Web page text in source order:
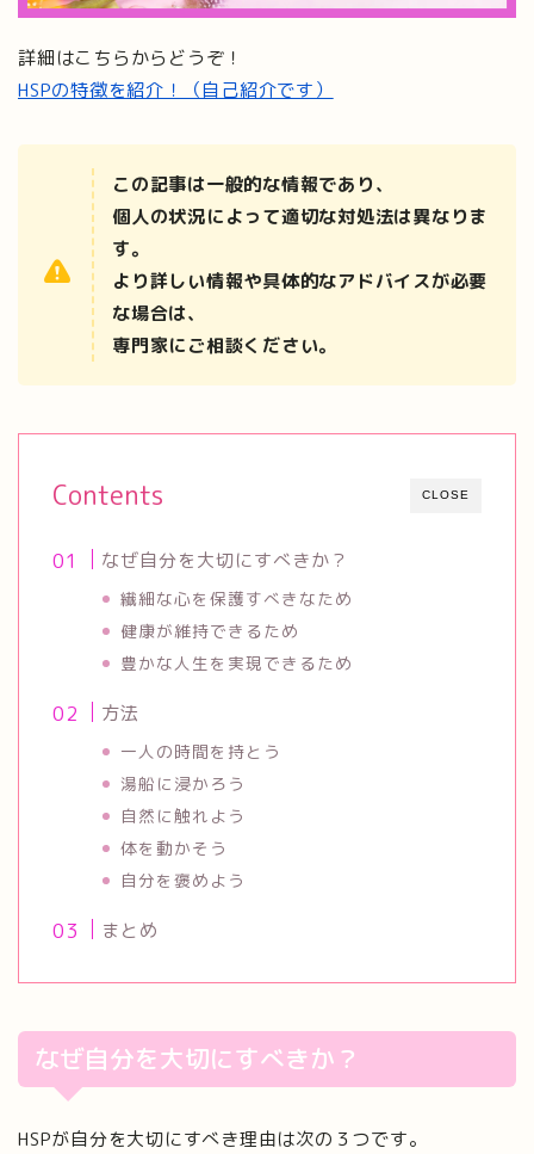
詳細はこちらからどうぞ！
HSPの特徴を紹介！（自己紹介です）
この記事は一般的な情報であり、
個人の状況によって適切な対処法は異なりま
す。
より詳しい情報や具体的なアドバイスが必要
な場合は、
専門家にご相談ください。
CLOSE
Contents
なぜ自分を大切にすべきか？
繊細な心を保護すべきなため
健康が維持できるため
豊かな人生を実現できるため
方法
一人の時間を持とう
湯船に浸かろう
自然に触れよう
体を動かそう
自分を褒めよう
まとめ
なぜ自分を大切にすべきか？
HSPが自分を大切にすべき理由は次の３つです。